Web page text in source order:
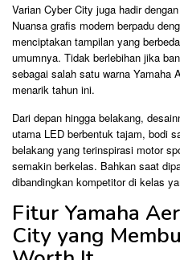
Varian Cyber City juga hadir
Nuansa grafis modern berpadu
menciptakan tampilan yang
umumnya. Tidak berlebihan jika
sebagai salah satu warna Yamaha
menarik tahun ini.
Dari depan hingga belakang,
utama LED berbentuk tajam, bodi
belakang yang terinspirasi motor
semakin berkelas. Bahkan saat
dibandingkan kompetitor di kelas
Fitur Yamaha
City yang